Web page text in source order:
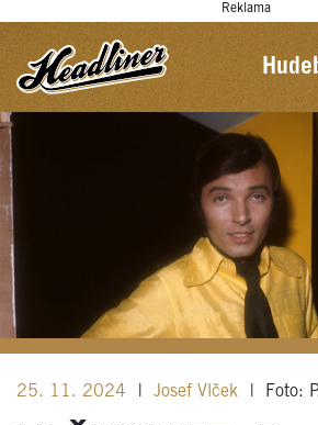
Reklama
25. 11. 2024 Josef Vlček Foto: